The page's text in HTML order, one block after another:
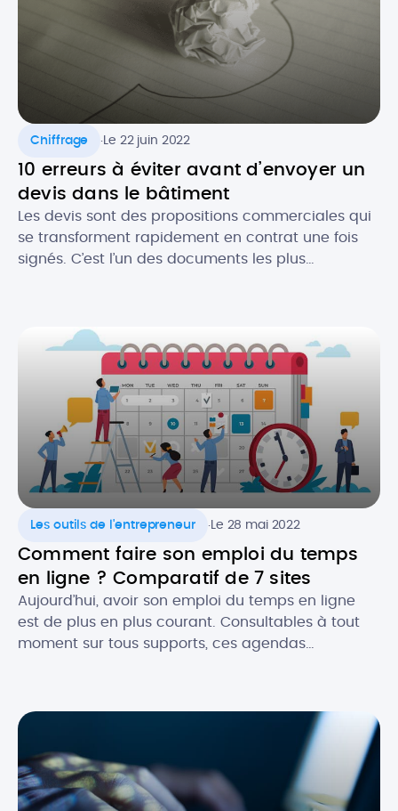
Chiffrage .Le 22 juin 2022
10 erreurs à éviter avant d’envoyer un
devis dans le bâtiment
Les devis sont des propositions commerciales qui
se transforment rapidement en contrat une fois
signés. C’est l’un des documents les plus
un prospect. Il est donc crucial de ne pas […]
Les outils de l'entrepreneur .Le 28 mai 2022
Comment faire son emploi du temps
en ligne ? Comparatif de 7 sites
Aujourd’hui, avoir son emploi du temps en ligne
est de plus en plus courant. Consultables à tout
moment sur tous supports, ces agendas
importants, notamment dans un cadre
professionnel. Alors, quels sont les atouts de
l’agenda numérique ? Quels logiciels utiliser pour
faire […]